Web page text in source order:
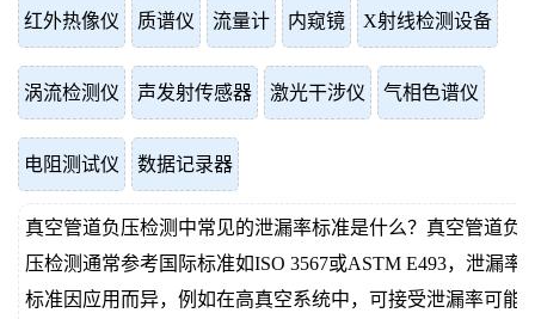
红外热像仪 质谱仪 流量计 内窥镜 X射线检测设备
涡流检测仪 声发射传感器 激光干涉仪 气相色谱仪
电阻测试仪 数据记录器
真空管道负压检测中常见的泄漏率标准是什么？真空管道负
压检测通常参考国际标准如ISO 3567或ASTM E493，泄漏率
标准因应用而异，例如在高真空系统中，可接受泄漏率可能